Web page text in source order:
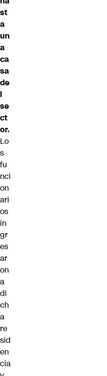
st
a
un
a
ca
sa
de
l
se
ct
or.
Lo
s
fu
nci
on
ari
os
in
gr
es
ar
on
a
di
ch
a
re
sid
en
cia